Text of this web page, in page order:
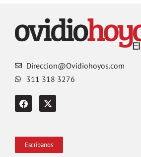
Direccion@Ovidiohoyos.com
311 318 3276
Escríbanos